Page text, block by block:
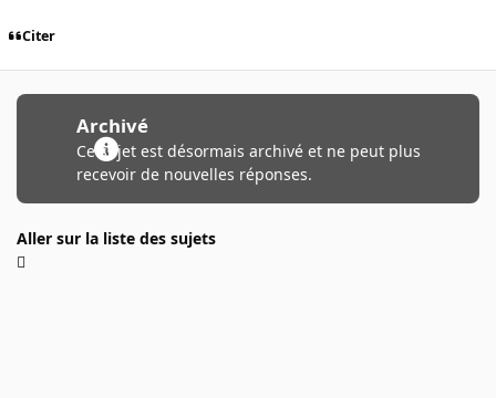
Citer
Archivé
Ce sujet est désormais archivé et ne peut plus
recevoir de nouvelles réponses.
Aller sur la liste des sujets